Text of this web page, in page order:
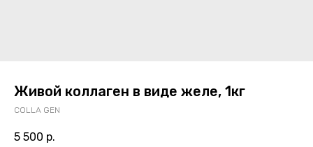
Живой коллаген в виде желе, 1кг
COLLA GEN
5 500 р.